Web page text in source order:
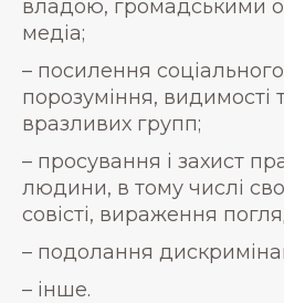
владою, громадськими
медіа;
– посилення
порозуміння, видимості
вразливих групп;
– просування і захист
людини, в тому числі
совісті, вираження
– подолання
– інше.